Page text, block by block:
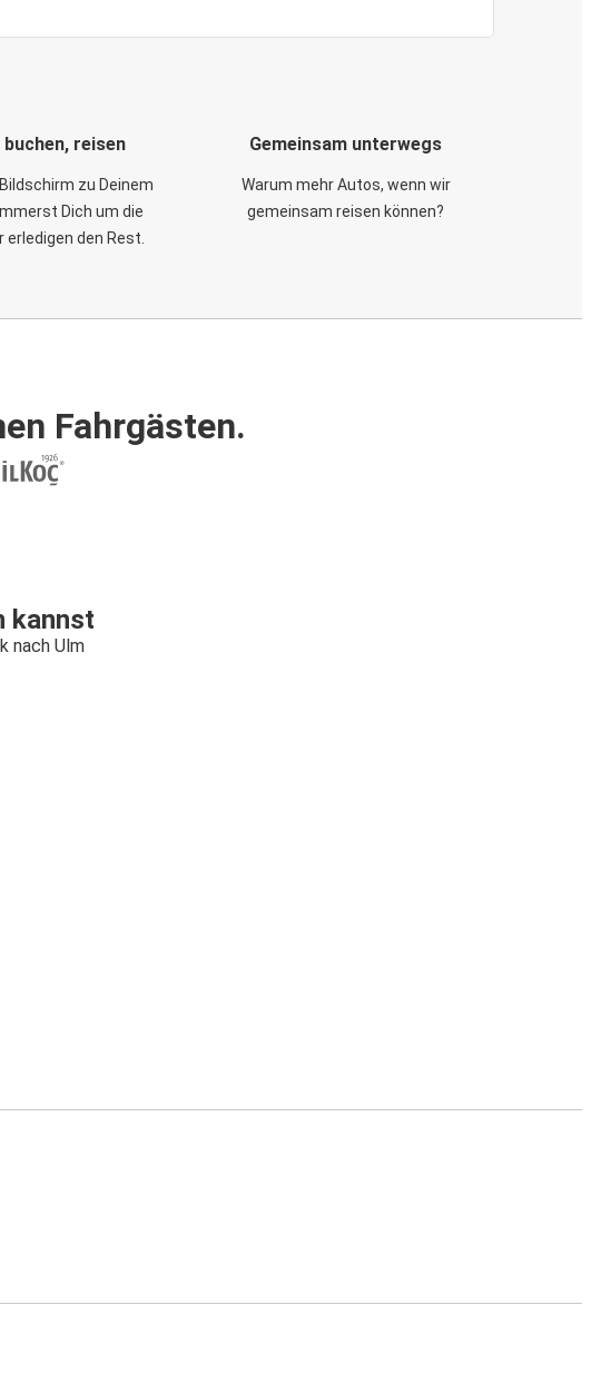
reisen
zu Deinem
Dich um die
erledigen den Rest.
Gemeinsam unterwegs
Warum mehr Autos, wenn wir
gemeinsam reisen können?
Fahrgästen.
kannst
nach Ulm